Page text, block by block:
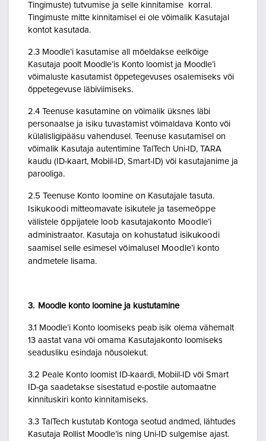
Tingimuste) tutvumise ja selle kinnitamise korral.
Tingimuste mitte kinnitamisel ei ole võimalik Kasutajal
kontot kasutada.
2.3 Moodle’i kasutamise all mõeldakse eelkõige
Kasutaja poolt Moodle’is Konto loomist ja Moodle’i
võimaluste kasutamist õppetegevuses osalemiseks või
õppetegevuse läbiviimiseks.
2.4 Teenuse kasutamine on võimalik üksnes läbi
personaalse ja isiku tuvastamist võimaldava Konto või
külalisligipääsu vahendusel. Teenuse kasutamisel on
võimalik Kasutaja autentimine TalTech Uni-ID, TARA
kaudu (ID-kaart, Mobiil-ID, Smart-ID) või kasutajanime ja
parooliga.
2.5 Teenuse Konto loomine on Kasutajale tasuta.
Isikukoodi mitteomavate isikutele ja tasemeõppe
välistele õppijatele loob kasutajakonto Moodle’i
administraator. Kasutaja on kohustatud isikukoodi
saamisel selle esimesel võimalusel Moodle’i konto
andmetele lisama.
3. Moodle konto loomine ja kustutamine
3.1 Moodle’i Konto loomiseks peab isik olema vähemalt
13 aastat vana või omama Kasutajakonto loomiseks
seadusliku esindaja nõusolekut.
3.2 Peale Konto loomist ID-kaardi, Mobiil-ID või Smart
ID-ga saadetakse sisestatud e-postile automaatne
kinnituskiri konto kinnitamiseks.
3.3 TalTech kustutab Kontoga seotud andmed, lähtudes
Kasutaja Rollist Moodle’is ning Uni-ID sulgemise ajast.